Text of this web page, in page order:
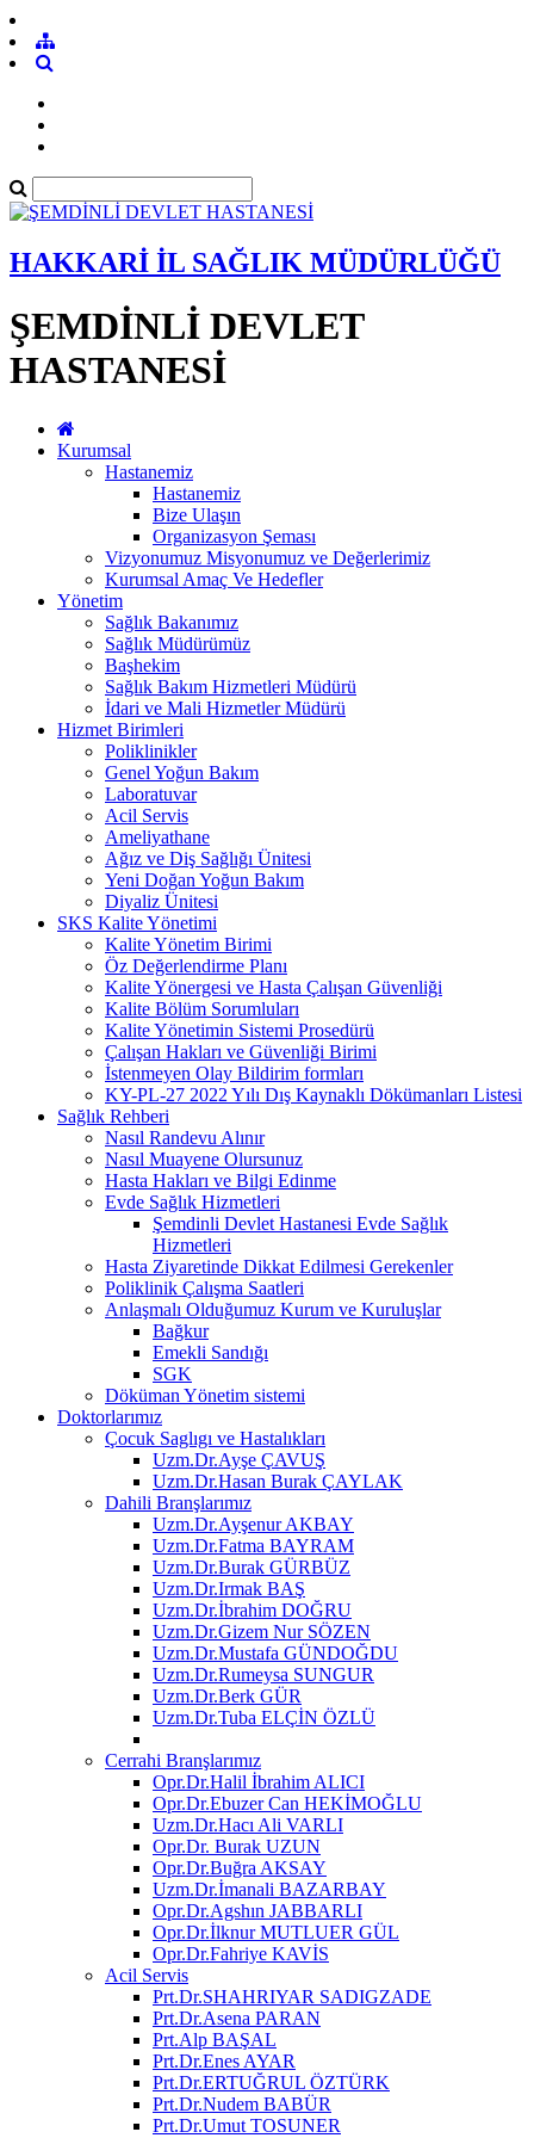
HAKKARİ İL SAĞLIK MÜDÜRLÜĞÜ
ŞEMDİNLİ DEVLET
HASTANESİ
Kurumsal
Hastanemiz
Hastanemiz
Bize Ulaşın
Organizasyon Şeması
Vizyonumuz Misyonumuz ve Değerlerimiz
Kurumsal Amaç Ve Hedefler
Yönetim
Sağlık Bakanımız
Sağlık Müdürümüz
Başhekim
Sağlık Bakım Hizmetleri Müdürü
İdari ve Mali Hizmetler Müdürü
Hizmet Birimleri
Poliklinikler
Genel Yoğun Bakım
Laboratuvar
Acil Servis
Ameliyathane
Ağız ve Diş Sağlığı Ünitesi
Yeni Doğan Yoğun Bakım
Diyaliz Ünitesi
SKS Kalite Yönetimi
Kalite Yönetim Birimi
Öz Değerlendirme Planı
Kalite Yönergesi ve Hasta Çalışan Güvenliği
Kalite Bölüm Sorumluları
Kalite Yönetimin Sistemi Prosedürü
Çalışan Hakları ve Güvenliği Birimi
İstenmeyen Olay Bildirim formları
KY-PL-27 2022 Yılı Dış Kaynaklı Dökümanları Listesi
Sağlık Rehberi
Nasıl Randevu Alınır
Nasıl Muayene Olursunuz
Hasta Hakları ve Bilgi Edinme
Evde Sağlık Hizmetleri
Şemdinli Devlet Hastanesi Evde Sağlık
Hizmetleri
Hasta Ziyaretinde Dikkat Edilmesi Gerekenler
Poliklinik Çalışma Saatleri
Anlaşmalı Olduğumuz Kurum ve Kuruluşlar
Bağkur
Emekli Sandığı
SGK
Döküman Yönetim sistemi
Doktorlarımız
Çocuk Saglıgı ve Hastalıkları
Uzm.Dr.Ayşe ÇAVUŞ
Uzm.Dr.Hasan Burak ÇAYLAK
Dahili Branşlarımız
Uzm.Dr.Ayşenur AKBAY
Uzm.Dr.Fatma BAYRAM
Uzm.Dr.Burak GÜRBÜZ
Uzm.Dr.Irmak BAŞ
Uzm.Dr.İbrahim DOĞRU
Uzm.Dr.Gizem Nur SÖZEN
Uzm.Dr.Mustafa GÜNDOĞDU
Uzm.Dr.Rumeysa SUNGUR
Uzm.Dr.Berk GÜR
Uzm.Dr.Tuba ELÇİN ÖZLÜ
Cerrahi Branşlarımız
Opr.Dr.Halil İbrahim ALICI
Opr.Dr.Ebuzer Can HEKİMOĞLU
Uzm.Dr.Hacı Ali VARLI
Opr.Dr. Burak UZUN
Opr.Dr.Buğra AKSAY
Uzm.Dr.İmanali BAZARBAY
Opr.Dr.Agshın JABBARLI
Opr.Dr.İlknur MUTLUER GÜL
Opr.Dr.Fahriye KAVİS
Acil Servis
Prt.Dr.SHAHRIYAR SADIGZADE
Prt.Dr.Asena PARAN
Prt.Alp BAŞAL
Prt.Dr.Enes AYAR
Prt.Dr.ERTUĞRUL ÖZTÜRK
Prt.Dr.Nudem BABÜR
Prt.Dr.Umut TOSUNER